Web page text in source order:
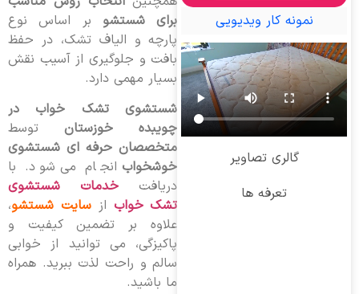
برای شستشوبر اساس نوع
پارچه و الیاف تشک، در حفظ
بافت و جلوگیری از آسیب نقش
بسیار مهمی دارد.
شستشوی تشک خواب در
چویبده خوزستانتوسط
متخصصان حرفه ای شستشوی
خوشخوابانجام می شود. با
دریافت
خدمات شستشوی
تشک خواباز سایت شستشو،
علاوه بر تضمین کیفیت و
پاکیزگی، می توانید از خوابی
سالم و راحت لذت ببرید. همراه
ما باشید.
نمونه کار ویدیویی
گالری تصاویر
تعرفه ها